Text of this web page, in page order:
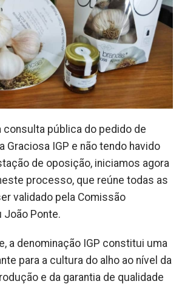
consulta pública do pedido de
Graciosa IGP e não tendo havido
de oposição, iniciamos agora
processo, que reúne todas as
validado pela Comissão
João Ponte.
a denominação IGP constitui uma
para a cultura do alho ao nível da
e da garantia de qualidade